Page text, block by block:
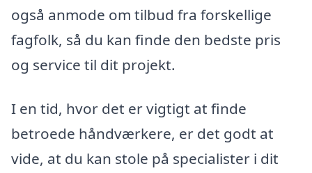
også anmode om tilbud fra forskellige
fagfolk, så du kan finde den bedste pris
og service til dit projekt.
I en tid, hvor det er vigtigt at finde
betroede håndværkere, er det godt at
vide, at du kan stole på specialister i dit